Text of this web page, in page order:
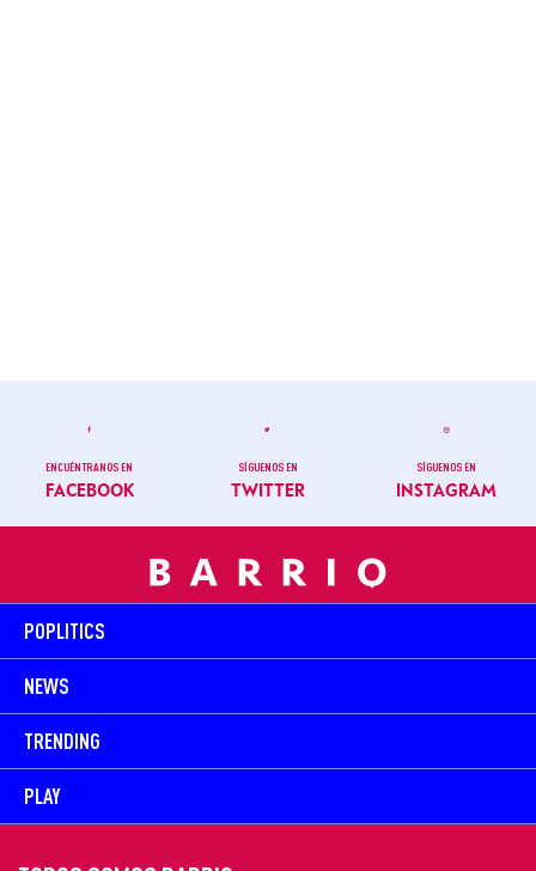
ENCUÉNTRANOS EN
FACEBOOK
SÍGUENOS EN
TWITTER
SÍGUENOS EN
INSTAGRAM
POPLITICS
NEWS
TRENDING
PLAY